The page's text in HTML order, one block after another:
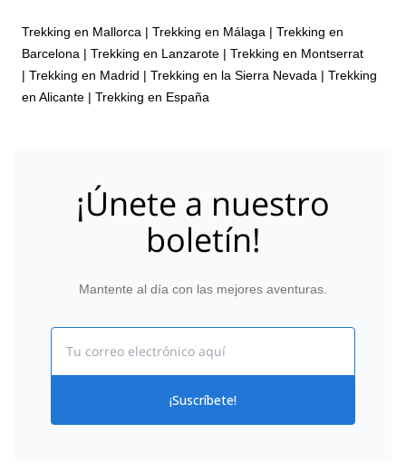
Trekking en Mallorca | Trekking en Málaga | Trekking en
Barcelona | Trekking en Lanzarote | Trekking en Montserrat
| Trekking en Madrid | Trekking en la Sierra Nevada | Trekking
en Alicante | Trekking en España
¡Únete a nuestro
boletín!
Mantente al día con las mejores aventuras.
¡Suscríbete!